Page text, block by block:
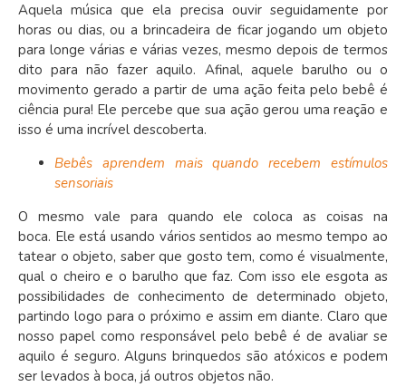
Aquela música que ela precisa ouvir seguidamente por
horas ou dias, ou a brincadeira de ficar jogando um objeto
para longe várias e várias vezes, mesmo depois de termos
dito para não fazer aquilo. Afinal, aquele barulho ou o
movimento gerado a partir de uma ação feita pelo bebê é
ciência pura! Ele percebe que sua ação gerou uma reação e
isso é uma incrível descoberta.
Bebês aprendem mais quando recebem estímulos
sensoriais
O mesmo vale para quando ele coloca as coisas na
boca. Ele está usando vários sentidos ao mesmo tempo ao
tatear o objeto, saber que gosto tem, como é visualmente,
qual o cheiro e o barulho que faz. Com isso ele esgota as
possibilidades de conhecimento de determinado objeto,
partindo logo para o próximo e assim em diante. Claro que
nosso papel como responsável pelo bebê é de avaliar se
aquilo é seguro. Alguns brinquedos são atóxicos e podem
ser levados à boca, já outros objetos não.